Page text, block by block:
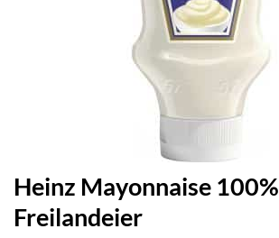
Heinz Mayonnaise 100%
Freilandeier